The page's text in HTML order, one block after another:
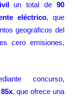
un total de 90
eléctrico, que
geográficos del
cero emisiones,
concurso,
, que ofrece una